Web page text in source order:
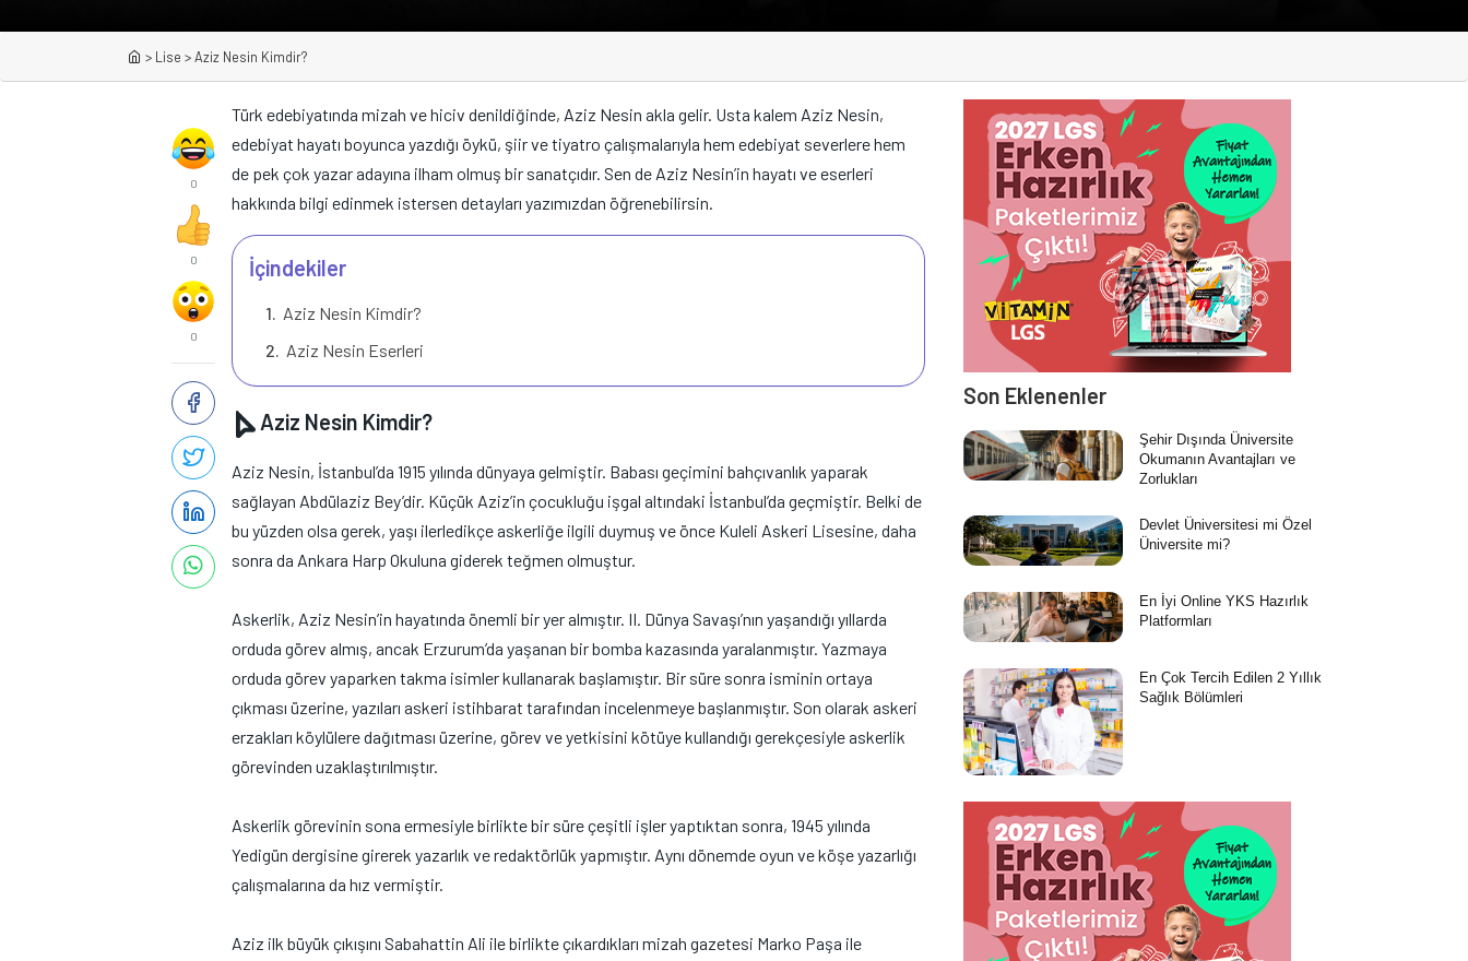
> Lise >Aziz Nesin Kimdir?
0
0
0
Türk edebiyatında mizah ve hiciv denildiğinde, Aziz Nesin akla gelir. Usta kalem Aziz Nesin,
edebiyat hayatı boyunca yazdığı öykü, şiir ve tiyatro çalışmalarıyla hem edebiyat severlere hem
de pek çok yazar adayına ilham olmuş bir sanatçıdır. Sen de Aziz Nesin’in hayatı ve eserleri
hakkında bilgi edinmek istersen detayları yazımızdan öğrenebilirsin.
İçindekiler
Aziz Nesin Kimdir?
Aziz Nesin Eserleri
Aziz Nesin Kimdir?
Aziz Nesin, İstanbul’da 1915 yılında dünyaya gelmiştir. Babası geçimini bahçıvanlık yaparak
sağlayan Abdülaziz Bey’dir. Küçük Aziz’in çocukluğu işgal altındaki İstanbul’da geçmiştir. Belki de
bu yüzden olsa gerek, yaşı ilerledikçe askerliğe ilgili duymuş ve önce Kuleli Askeri Lisesine, daha
sonra da Ankara Harp Okuluna giderek teğmen olmuştur.
Askerlik, Aziz Nesin’in hayatında önemli bir yer almıştır. II. Dünya Savaşı’nın yaşandığı yıllarda
orduda görev almış, ancak Erzurum’da yaşanan bir bomba kazasında yaralanmıştır. Yazmaya
orduda görev yaparken takma isimler kullanarak başlamıştır. Bir süre sonra isminin ortaya
çıkması üzerine, yazıları askeri istihbarat tarafından incelenmeye başlanmıştır. Son olarak askeri
erzakları köylülere dağıtması üzerine, görev ve yetkisini kötüye kullandığı gerekçesiyle askerlik
görevinden uzaklaştırılmıştır.
Askerlik görevinin sona ermesiyle birlikte bir süre çeşitli işler yaptıktan sonra, 1945 yılında
Yedigün dergisine girerek yazarlık ve redaktörlük yapmıştır. Aynı dönemde oyun ve köşe yazarlığı
çalışmalarına da hız vermiştir.
Aziz ilk büyük çıkışını Sabahattin Ali ile birlikte çıkardıkları mizah gazetesi Marko Paşa ile
Son Eklenenler
Şehir Dışında Üniversite
Okumanın Avantajları ve
Zorlukları
Devlet Üniversitesi mi Özel
Üniversite mi?
En İyi Online YKS Hazırlık
Platformları
En Çok Tercih Edilen 2 Yıllık
Sağlık Bölümleri